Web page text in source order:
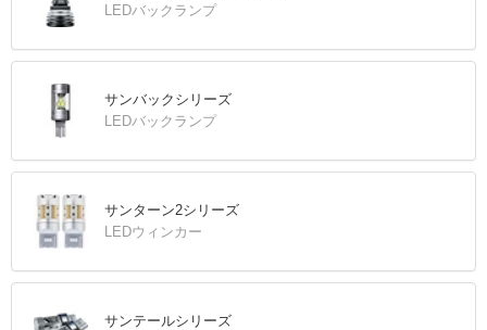
LEDバックランプ
サンバックシリーズ
LEDバックランプ
サンターン2シリーズ
LEDウィンカー
サンテールシリーズ